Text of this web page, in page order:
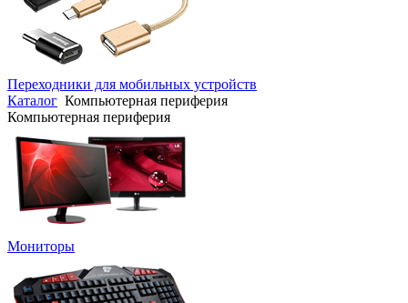
Переходники для мобильных устройств
Каталог Компьютерная периферия
Компьютерная периферия
Мониторы